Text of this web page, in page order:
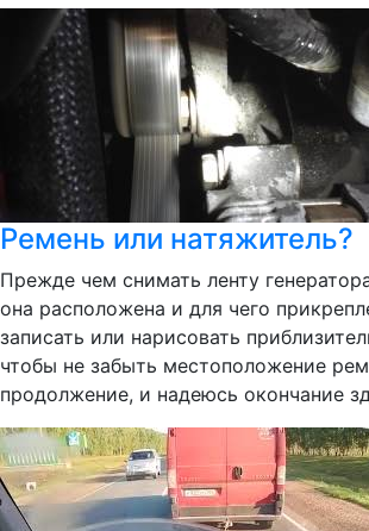
Ремень или натяжитель?
Прежде чем снимать ленту
она расположена и для чего
записать или нарисовать
чтобы не забыть местоположение
продолжение, и надеюсь окончание